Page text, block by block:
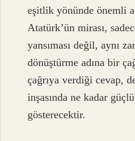
eşitlik yönünde önemli
Atatürk’ün mirası,
yansıması değil, aynı
dönüştürme adına bir
çağrıya verdiği cevap,
inşasında ne kadar güçlü
gösterecektir.